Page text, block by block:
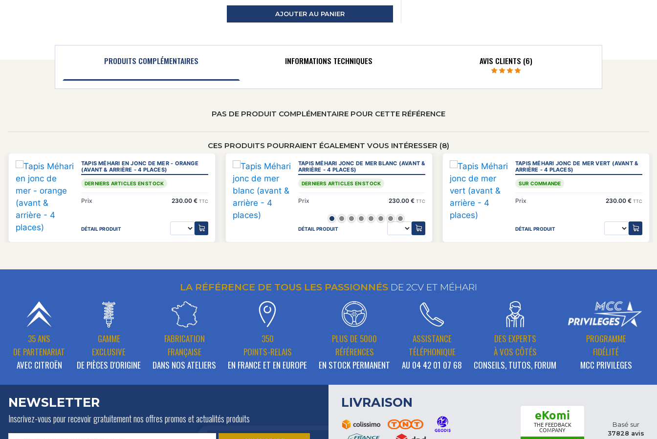
AJOUTER AU PANIER
PRODUITS COMPLÉMENTAIRES INFORMATIONS TECHNIQUES AVIS CLIENTS (6)
PAS DE PRODUIT COMPLÉMENTAIRE POUR CETTE RÉFÉRENCE
CES PRODUITS POURRAIENT ÉGALEMENT VOUS INTÉRESSER (8)
TAPIS MÉHARI EN JONC DE MER - ORANGE
(AVANT & ARRIÈRE - 4 PLACES)
DERNIERS ARTICLES EN STOCK
Prix 230.00 € TTC
DÉTAIL PRODUIT
TAPIS MÉHARI JONC DE MER BLANC (AVANT &
ARRIÈRE - 4 PLACES)
DERNIERS ARTICLES EN STOCK
Prix 230.00 € TTC
DÉTAIL PRODUIT
TAPIS MÉHARI JONC DE MER VERT (AVANT &
ARRIÈRE - 4 PLACES)
SUR COMMANDE
Prix 230.00 € TTC
DÉTAIL PRODUIT
LA RÉFÉRENCE DE TOUS LES PASSIONNÉS DE 2CV ET MÉHARI
35 ANS
DE PARTENARIAT
AVEC CITROËN
GAMME
EXCLUSIVE
DE PIÈCES D'ORIGINE
FABRICATION
FRANÇAISE
DANS NOS ATELIERS
350
POINTS-RELAIS
EN FRANCE ET EN EUROPE
PLUS DE 5000
RÉFÉRENCES
EN STOCK PERMANENT
ASSISTANCE
TÉLÉPHONIQUE
AU 04 42 01 07 68
DES EXPERTS
À VOS CÔTÉS
CONSEILS, TUTOS, FORUM
PROGRAMME
FIDÉLITÉ
MCC PRIVILEGES
NEWSLETTER
Inscrivez-vous pour recevoir gratuitementnos offres promos et actualités produits
LIVRAISON
eKomi
THE FEEDBACK
COMPANY
Basé sur
37828 avis